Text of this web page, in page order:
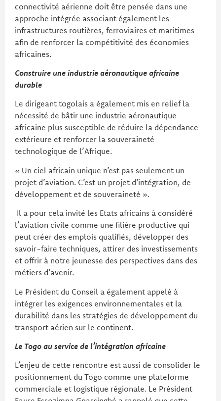
connectivité aérienne doit être pensée dans une
approche intégrée associant également les
infrastructures routières, ferroviaires et maritimes
afin de renforcer la compétitivité des économies
africaines.
Construire une industrie aéronautique africaine
durable
Le dirigeant togolais a également mis en relief la
nécessité de bâtir une industrie aéronautique
africaine plus susceptible de réduire la dépendance
extérieure et renforcer la souveraineté
technologique de l’Afrique.
« Un ciel africain unique n’est pas seulement un
projet d’aviation. C’est un projet d’intégration, de
développement et de souveraineté ».
Il a pour cela invité les Etats africains à considéré
l’aviation civile comme une filière productive qui
peut créer des emplois qualifiés, développer des
savoir-faire techniques, attirer des investissements
et offrir à notre jeunesse des perspectives dans des
métiers d’avenir.
Le Président du Conseil a également appelé à
intégrer les exigences environnementales et la
durabilité dans les stratégies de développement du
transport aérien sur le continent.
Le Togo au service de l’intégration africaine
L’enjeu de cette rencontre est aussi de consolider le
positionnement du Togo comme une plateforme
commerciale et logistique régionale. Le Président